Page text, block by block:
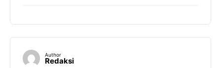
Author
Redaksi